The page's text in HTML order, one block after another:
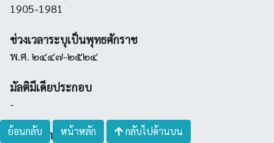
1905-1981
ช่วงเวลาระบุเป็นพุทธศักราช
พ.ศ. ๒๔๔๗-๒๕๒๔
มัลติมีเดียประกอบ
-
ผู้เขียนคำอธิบาย
ย้อนกลับ หน้าหลัก กลับไปด้านบน